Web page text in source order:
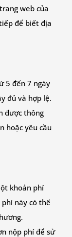
web của
để biết địa
5 đến 7 ngày
đủ và hợp lệ.
được thông
hoặc yêu cầu
khoản phí
này có thể
nộp phí để sử